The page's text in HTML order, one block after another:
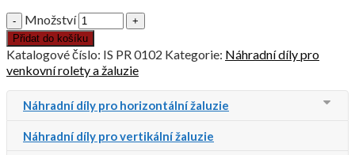
Množství
Přidat do košíku
Katalogové číslo: IS PR 0102 Kategorie: Náhradní díly pro
venkovní rolety a žaluzie
Náhradní díly pro horizontální žaluzie
Náhradní díly pro vertikální žaluzie